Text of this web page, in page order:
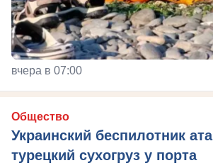
вчера в 07:00
Общество
Украинский беспилотник
турецкий сухогруз у порта